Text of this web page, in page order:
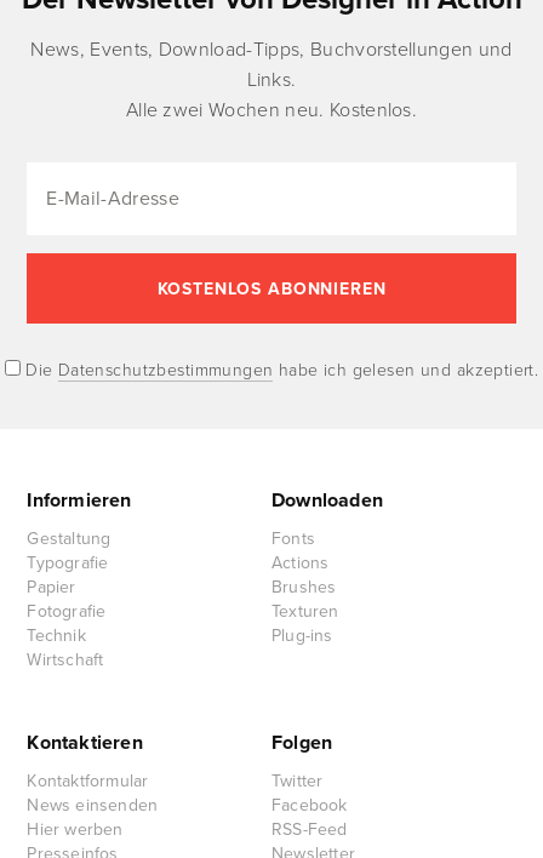
News, Events, Download-Tipps, Buchvorstellungen und
Links.
Alle zwei Wochen neu. Kostenlos.
Die Datenschutzbestimmungen habe ich gelesen und akzeptiert.
Informieren
Gestaltung
Typografie
Papier
Fotografie
Technik
Wirtschaft
Downloaden
Fonts
Actions
Brushes
Texturen
Plug-ins
Kontaktieren
Kontaktformular
News einsenden
Hier werben
Folgen
Twitter
Facebook
RSS-Feed